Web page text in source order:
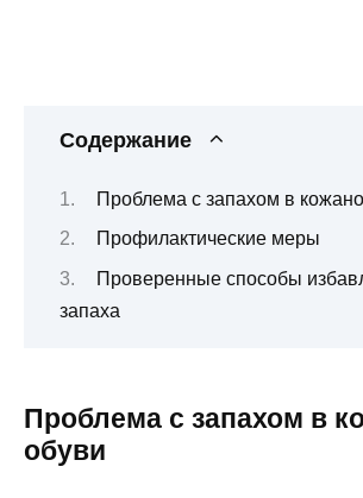
Содержание
Проблема с запахом в
Профилактические меры
Проверенные способы
запаха
Проблема с запахом в
обуви